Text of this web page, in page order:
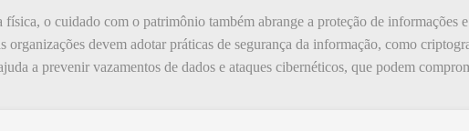
física, o cuidado com o patrimônio também abrange a proteção de informações
organizações devem adotar práticas de segurança da informação, como
a prevenir vazamentos de dados e ataques cibernéticos, que podem